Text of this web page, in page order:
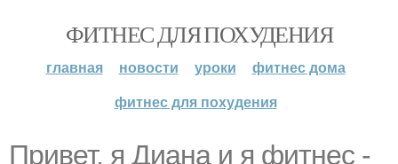
ФИТНЕС ДЛЯ ПОХУДЕНИЯ
главная новости уроки
фитнес дома
фитнес для похудения
Привет, я Диана и я фитнес -